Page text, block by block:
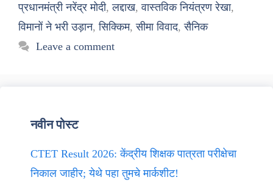
प्रधानमंत्री नरेंद्र मोदी,लद्दाख,वास्तविक नियंत्रण रेखा,
विमानों ने भरी उड़ान,सिक्किम,सीमा विवाद,सैनिक
Leave a comment
नवीन पोस्ट
CTET Result 2026: केंद्रीय शिक्षक पात्रता परीक्षेचा
निकाल जाहीर; येथे पहा तुमचे मार्कशीट!